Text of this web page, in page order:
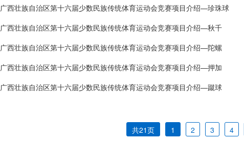
广西壮族自治区第十六届少数民族传统体育运动会竞赛项目介绍—珍珠球
广西壮族自治区第十六届少数民族传统体育运动会竞赛项目介绍—秋千
广西壮族自治区第十六届少数民族传统体育运动会竞赛项目介绍—陀螺
广西壮族自治区第十六届少数民族传统体育运动会竞赛项目介绍—押加
广西壮族自治区第十六届少数民族传统体育运动会竞赛项目介绍—蹴球
共21页 1 2 3 4